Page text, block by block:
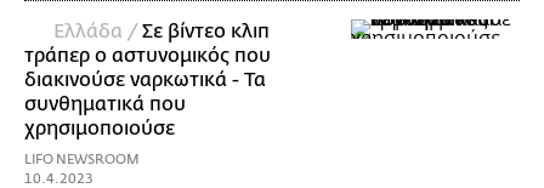
Ελλάδα /Σε βίντεο κλιπ
τράπερ ο αστυνομικός που
διακινούσε ναρκωτικά - Τα
συνθηματικά που
χρησιμοποιούσε
LIFO NEWSROOM
10.4.2023